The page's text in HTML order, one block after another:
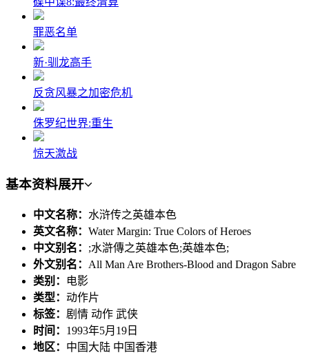
罪恶名单
新·驯龙高手
反贪风暴之加密危机
侏罗纪世界:重生
惊天激战
基本资料展开
中文名称： 水浒传之英雄本色
英文名称： Water Margin: True Colors of Heroes
中文别名： ;水滸傳之英雄本色;英雄本色;
外文别名： All Man Are Brothers-Blood and Dragon Sabre
类别：
电影
类型： 动作片
标签： 剧情 动作 武侠
时间： 1993年5月19日
地区： 中国大陆 中国香港